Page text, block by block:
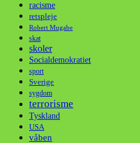
racisme
retspleje
Robert Mugabe
skat
skoler
Socialdemokratiet
sport
Sverige
sygdom
terrorisme
Tyskland
USA
våben